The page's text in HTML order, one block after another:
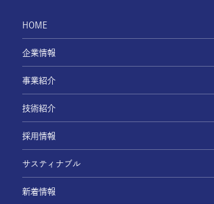
HOME
企業情報
事業紹介
技術紹介
採用情報
サスティナブル
新着情報